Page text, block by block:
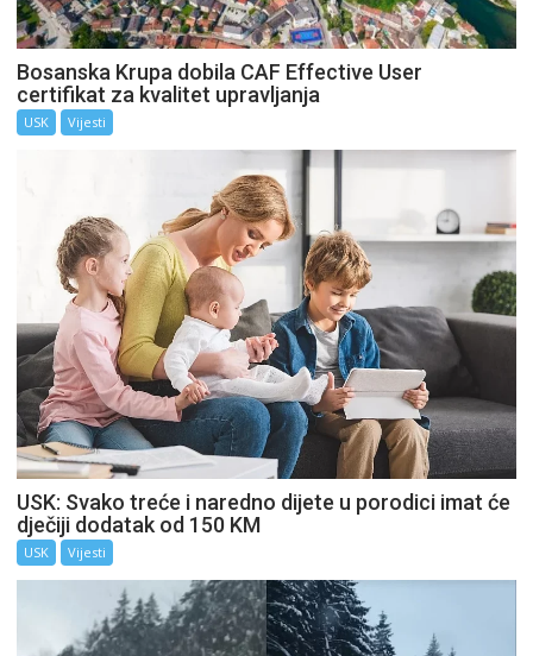
Bosanska Krupa dobila CAF Effective User
certifikat za kvalitet upravljanja
USK Vijesti
USK: Svako treće i naredno dijete u porodici imat će
dječiji dodatak od 150 KM
USK Vijesti